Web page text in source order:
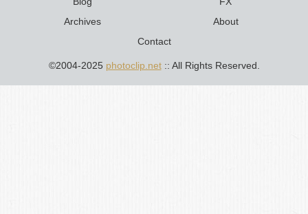
Archives
About
Contact
©2004-2025 photoclip.net:: All Rights Reserved.